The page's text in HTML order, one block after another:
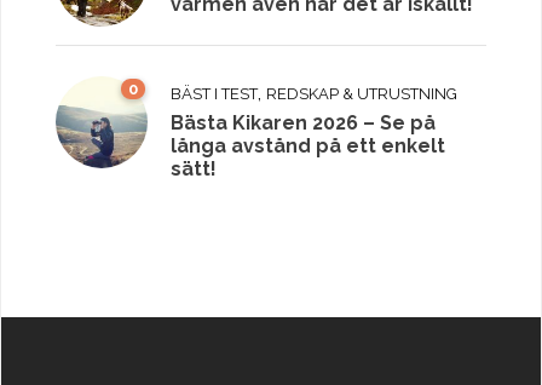
0 BÄST I TEST, REDSKAP & UTRUSTNING
Bästa Kikaren 2026 – Se på
långa avstånd på ett enkelt
sätt!